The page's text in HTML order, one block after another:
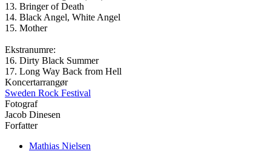
13. Bringer of Death
14. Black Angel, White Angel
15. Mother
Ekstranumre:
16. Dirty Black Summer
17. Long Way Back from Hell
Koncertarrangør
Sweden Rock Festival
Fotograf
Jacob Dinesen
Forfatter
Mathias Nielsen